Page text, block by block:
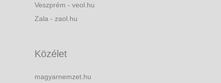
Veszprém - veol.hu
Zala - zaol.hu
Közélet
magyarnemzet.hu